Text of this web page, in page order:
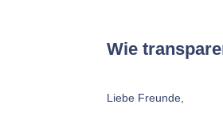
Wie
Liebe Freunde,